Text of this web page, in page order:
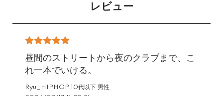
レビュー
昼間のストリートから夜のクラブまで、こ
れ一本でいける。
Ryu_HIPHOP 10代以下 男性